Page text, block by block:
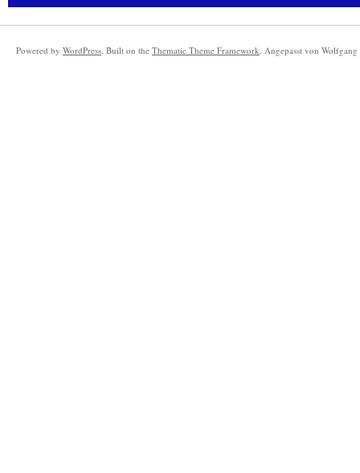
Powered by WordPress. Built on the Thematic Theme Framework. Angepasst von